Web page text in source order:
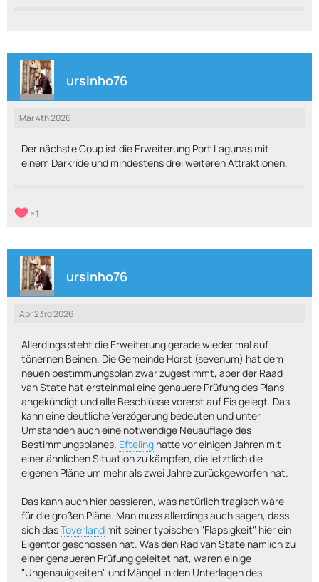
ursinho76
Mar 4th 2026
Der nächste Coup ist die Erweiterung Port Lagunas mit
einem Darkrideund mindestens drei weiteren Attraktionen.
1
ursinho76
Apr 23rd 2026
Allerdings steht die Erweiterung gerade wieder mal auf
tönernen Beinen. Die Gemeinde Horst (sevenum) hat dem
neuen bestimmungsplan zwar zugestimmt, aber der Raad
van State hat ersteinmal eine genauere Prüfung des Plans
angekündigt und alle Beschlüsse vorerst auf Eis gelegt. Das
kann eine deutliche Verzögerung bedeuten und unter
Umständen auch eine notwendige Neuauflage des
Bestimmungsplanes. Efteling hatte vor einigen Jahren mit
einer ähnlichen Situation zu kämpfen, die letztlich die
eigenen Pläne um mehr als zwei Jahre zurückgeworfen hat.
Das kann auch hier passieren, was natürlich tragisch wäre
für die großen Pläne. Man muss allerdings auch sagen, dass
sich dasToverland mit seiner typischen "Flapsigkeit" hier ein
Eigentor geschossen hat. Was den Rad van State nämlich zu
einer genaueren Prüfung geleitet hat, waren einige
"Ungenauigkeiten" und Mängel in den Unterlagen des